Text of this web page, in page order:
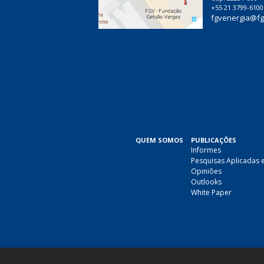
+55 21 3799-6100
QUEM SOMOS PUBLICAÇÕES
Informes
Pesquisas Aplicadas
Opiniões
Outlooks
White Paper